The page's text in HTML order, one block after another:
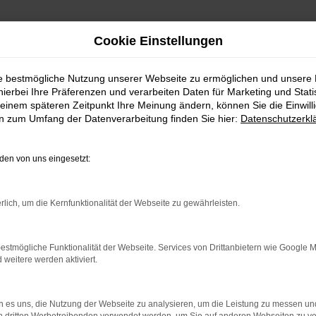
| Lieferservice nach Sindelfingen
günstig kaufen |
FÜR SINDELFINGEN
Bei diesem Fahrzeug gehen Vernunftsargumente
ist die Ausstattung. Unabhängig davon, ob Sie sich
tadelloses Modell. Wir vom Autohaus Daub bieten
Wenn Sie Ihre Mobilität auf den Straßen von
Cookie Einstellungen
bestmögliche Nutzung unserer Webseite zu ermöglichen und unsere
Ihre Präferenzen und verarbeiten Daten für Marketing und
späteren Zeitpunkt Ihre Meinung ändern, können Sie die
zum Umfang der Datenverarbeitung finden Sie hier:
von uns eingesetzt:
um die Kernfunktionalität der Webseite zu gewährleisten.
Funktionalität der Webseite. Services von Drittanbietern wie Google
weitere werden aktiviert.
es uns, die Nutzung der Webseite zu analysieren, um die Leistung zu messen